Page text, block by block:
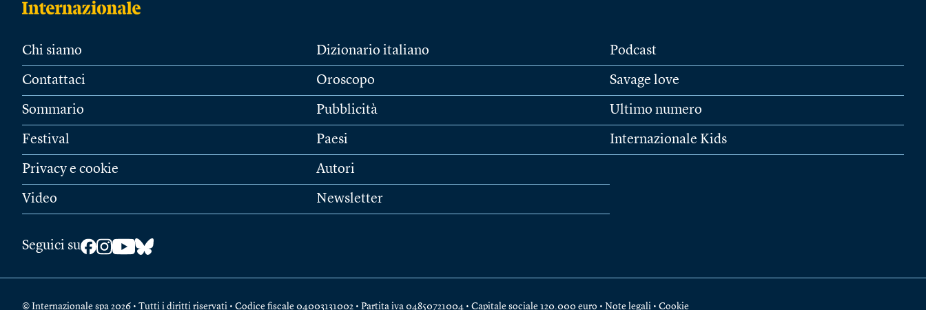
Chi siamo
Contattaci
Sommario
Festival
Privacy e cookie
Video
Dizionario italiano
Oroscopo
Pubblicità
Paesi
Autori
Newsletter
Podcast
Savage love
Ultimo numero
Internazionale Kids
Seguici su
© Internazionale spa 2026 • Tutti i diritti riservati • Codice fiscale 04003131002 • Partita iva 04850721004 • Capitale sociale 120.000 euro • Note legali • Cookie